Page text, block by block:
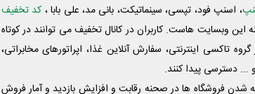
، اسنپ فود، تپسی، سینماتیکت، بانی مد، علی‌ بابا ، کد تخفیف
این وبسایت ‌هاست. کاربران در کانال تخفیف می توانند در کوتاه
تاکسی اینترنتی، سفارش آنلاین غذا، اپراتورهای مخابراتی،
... دسترسی پیدا کنند.
شدن فروشگاه ها در صحنه رقابت و افزایش بازدید و آمار فروش